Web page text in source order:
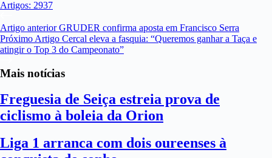
Artigos: 2937
Artigo anteriorGRUDER confirma aposta em Francisco Serra
Próximo Artigo Cercal eleva a fasquia: “Queremos ganhar a Taça e
atingir o Top 3 do Campeonato”
Mais notícias
Freguesia de Seiça estreia prova de
ciclismo à boleia da Orion
Liga 1 arranca com dois oureenses à